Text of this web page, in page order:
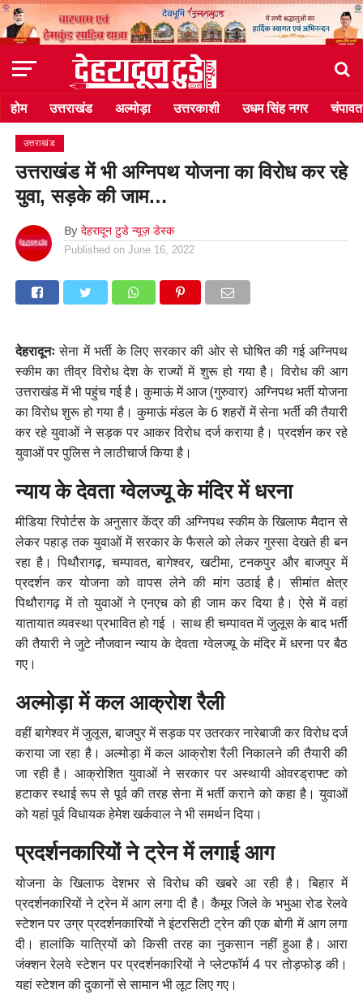
होम उत्तराखंड अल्मोड़ा उत्तरकाशी उधम सिंह नगर चंपावत
उत्तराखंड
उत्तराखंड में भी अग्निपथ योजना का विरोध कर रहे
युवा, सड़के की जाम…
By देहरादून टुडे न्यूज़ डेस्क
Published on June 16, 2022
देहरादूनःसेना में भर्ती के लिए सरकार की ओर से घोषित की गई अग्निपथ
स्कीम का तीव्र विरोध देश के राज्यों में शुरू हो गया है। विरोध की आग
उत्तराखंड में भी पहुंच गई है। कुमाऊं में आज (गुरुवार) अग्निपथ भर्ती योजना
का विरोध शुरू हो गया है। कुमाऊं मंडल के 6 शहरों में सेना भर्ती की तैयारी
कर रहे युवाओं ने सड़क पर आकर विरोध दर्ज कराया है। प्रदर्शन कर रहे
युवाओं पर पुलिस ने लाठीचार्ज किया है।
न्याय के देवता ग्वेलज्यू के मंदिर में धरना
मीडिया रिपोर्टस के अनुसार केंद्र की अग्निपथ स्कीम के खिलाफ मैदान से
लेकर पहाड़ तक युवाओं में सरकार के फैसले को लेकर गुस्सा देखते ही बन
रहा है। पिथौरागढ़, चम्पावत, बागेश्वर, खटीमा, टनकपुर और बाजपुर में
प्रदर्शन कर योजना को वापस लेने की मांग उठाई है। सीमांत क्षेत्र
पिथौरागढ़ में तो युवाओं ने एनएच को ही जाम कर दिया है। ऐसे में वहां
यातायात व्यवस्था प्रभावित हो गई । साथ ही चम्पावत में जुलूस के बाद भर्ती
की तैयारी ने जुटे नौजवान न्याय के देवता ग्वेलज्यू के मंदिर में धरना पर बैठ
गए।
अल्मोड़ा में कल आक्रोश रैली
वहीं बागेश्वर में जुलूस, बाजपुर में सड़क पर उतरकर नारेबाजी कर विरोध दर्ज
कराया जा रहा है। अल्मोड़ा में कल आक्रोश रैली निकालने की तैयारी की
जा रही है। आक्रोशित युवाओं ने सरकार पर अस्थायी ओवरड्राफ्ट को
हटाकर स्थाई रूप से पूर्व की तरह सेना में भर्ती कराने को कहा है। युवाओं
को यहां पूर्व विधायक हेमेश खर्कवाल ने भी समर्थन दिया।
प्रदर्शनकारियों ने ट्रेन में लगाई आग
योजना के खिलाफ देशभर से विरोध की खबरे आ रही है। बिहार में
प्रदर्शनकारियों ने ट्रेन में आग लगा दी है। कैमूर जिले के भभुआ रोड रेलवे
स्टेशन पर उग्र प्रदर्शनकारियों ने इंटरसिटी ट्रेन की एक बोगी में आग लगा
दी। हालांकि यात्रियों को किसी तरह का नुकसान नहीं हुआ है। आरा
जंक्शन रेलवे स्टेशन पर प्रदर्शनकारियों ने प्लेटफॉर्म 4 पर तोड़फोड़ की।
यहां स्टेशन की दुकानों से सामान भी लूट लिए गए।